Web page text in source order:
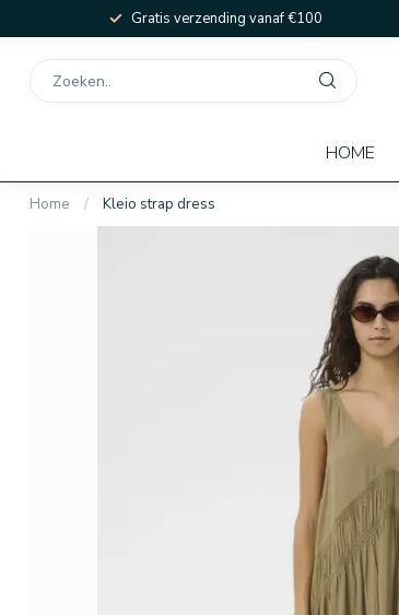
Gratis verzending vanaf €100
HOME
Home / Kleio strap dress